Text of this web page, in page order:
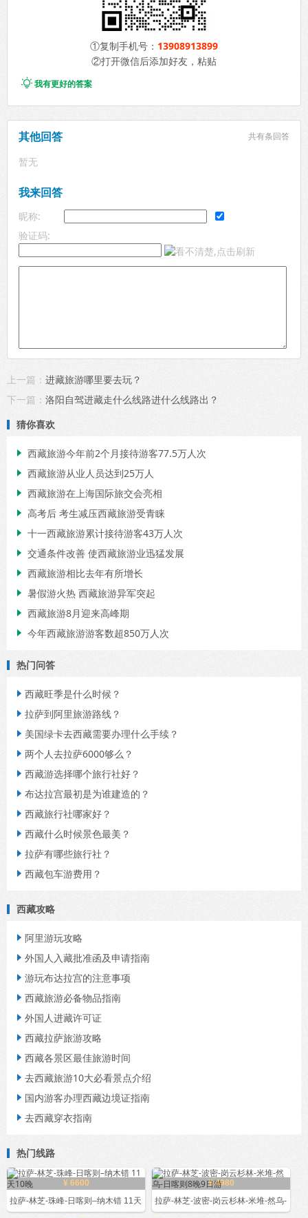
①复制手机号： 13908913899
②打开微信后添加好友，粘贴
我有更好的答案
其他回答 共有条回答
暂无
我来回答
昵称:
验证码:
上一篇： 进藏旅游哪里要去玩？
下一篇： 洛阳自驾进藏走什么线路进什么线路出？
猜你喜欢
 西藏旅游今年前2个月接待游客77.5万人次
 西藏旅游从业人员达到25万人
 西藏旅游在上海国际旅交会亮相
 高考后 考生减压西藏旅游受青睐
 十一西藏旅游累计接待游客43万人次
 交通条件改善 使西藏旅游业迅猛发展
 西藏旅游相比去年有所增长
 暑假游火热 西藏旅游异军突起
 西藏旅游8月迎来高峰期
 今年西藏旅游游客数超850万人次
热门问答
 西藏旺季是什么时候？
 拉萨到阿里旅游路线？
 美国绿卡去西藏需要办理什么手续？
 两个人去拉萨6000够么？
 西藏游选择哪个旅行社好？
 布达拉宫最初是为谁建造的？
 西藏旅行社哪家好？
 西藏什么时候景色最美？
 拉萨有哪些旅行社？
 西藏包车游费用？
西藏攻略
 阿里游玩攻略
 外国人入藏批准函及申请指南
 游玩布达拉宫的注意事项
 西藏旅游必备物品指南
 外国人进藏许可证
 西藏拉萨旅游攻略
 西藏各景区最佳旅游时间
 去西藏旅游10大必看景点介绍
 国内游客办理西藏边境证指南
 去西藏穿衣指南
热门线路
¥ 6600
拉萨-林芝-珠峰-日喀则–纳木错 11天
¥ 4980
拉萨-林芝-波密-岗云杉林-米堆-然乌-